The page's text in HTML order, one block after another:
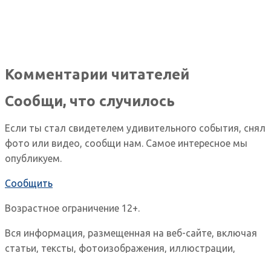
Комментарии читателей
Сообщи, что случилось
Если ты стал свидетелем удивительного события, снял
фото или видео, сообщи нам. Самое интересное мы
опубликуем.
Сообщить
Возрастное ограничение 12+.
Вся информация, размещенная на веб-сайте, включая
статьи, тексты, фотоизображения, иллюстрации,